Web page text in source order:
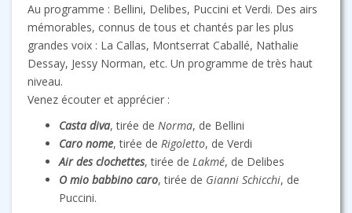
Au programme : Bellini, Delibes, Puccini et Verdi. Des airs
mémorables, connus de tous et chantés par les plus
grandes voix : La Callas, Montserrat Caballé, Nathalie
Dessay, Jessy Norman, etc. Un programme de très haut
niveau.
Venez écouter et apprécier :
Casta diva, tirée de Norma, de Bellini
Caro nome, tirée de Rigoletto, de Verdi
Air des clochettes, tirée de Lakmé, de Delibes
O mio babbino caro, tirée de Gianni Schicchi, de
Puccini.